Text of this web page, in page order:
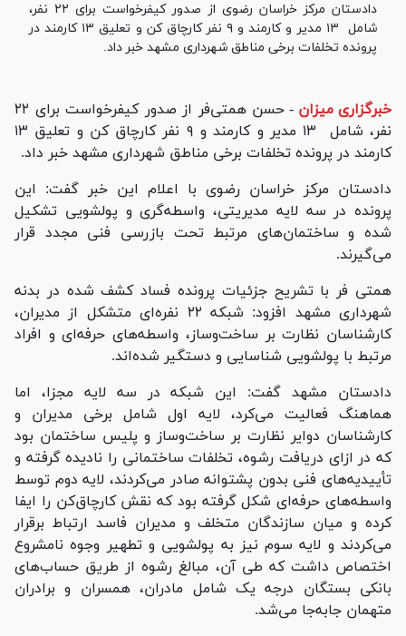
دادستان مرکز خراسان رضوی از صدور کیفرخواست برای ۲۲ نفر،
شامل ۱۳ مدیر و کارمند و ۹ نفر کارچاق کن و تعلیق ۱۳ کارمند در
پرونده تخلفات برخی مناطق شهرداری مشهد خبر داد.
خبرگزاری میزان -
حسن همتی‌فر از صدور کیفرخواست برای ۲۲
نفر، شامل ۱۳ مدیر و کارمند و ۹ نفر کارچاق کن و تعلیق ۱۳
کارمند در پرونده تخلفات برخی مناطق شهرداری مشهد خبر داد.
دادستان مرکز خراسان رضوی با اعلام این خبر گفت: این
پرونده در سه لایه مدیریتی، واسطه‌گری و پولشویی تشکیل
شده و ساختمان‌های مرتبط تحت بازرسی فنی مجدد قرار
می‌گیرند.
همتی فر با تشریح جزئیات پرونده فساد کشف شده در بدنه
شهرداری مشهد افزود: شبکه ۲۲ نفره‌ای متشکل از مدیران،
کارشناسان نظارت بر ساخت‌وساز، واسطه‌های حرفه‌ای و افراد
مرتبط با پولشویی شناسایی و دستگیر شده‌اند.
دادستان مشهد گفت: این شبکه در سه لایه مجزا، اما
هماهنگ فعالیت می‌کرد، لایه اول شامل برخی مدیران و
کارشناسان دوایر نظارت بر ساخت‌وساز و پلیس ساختمان بود
که در ازای دریافت رشوه، تخلفات ساختمانی را نادیده گرفته و
تأییدیه‌های فنی بدون پشتوانه صادر می‌کردند، لایه دوم توسط
واسطه‌های حرفه‌ای شکل گرفته بود که نقش کارچاق‌کن را ایفا
کرده و میان سازندگان متخلف و مدیران فاسد ارتباط برقرار
می‌کردند و لایه سوم نیز به پولشویی و تطهیر وجوه نامشروع
اختصاص داشت که طی آن، مبالغ رشوه از طریق حساب‌های
بانکی بستگان درجه یک شامل مادران، همسران و برادران
متهمان جابه‌جا می‌شد.